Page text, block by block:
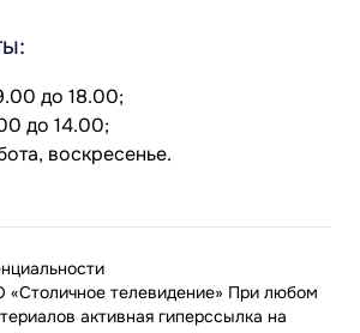
до 18.00;
до 14.00;
воскресенье.
телевидение» При любом
активная гиперссылка на